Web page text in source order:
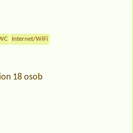
Internet/WiFi
18 osob